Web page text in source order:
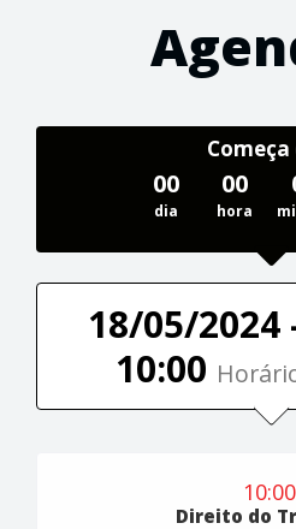
Começa
00
dia
00
hora
18/05/2024
10:00
10:00
Direito do